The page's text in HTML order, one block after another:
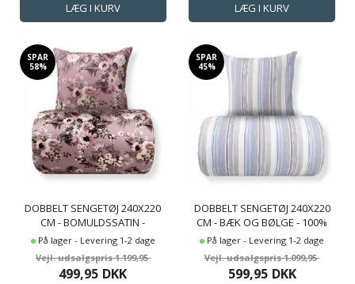
SPAR
58%
DOBBELT SENGETØJ 240X220
CM - BOMULDSSATIN -
VENDBART LAVENDEL
BLOMSTER PRINT OG PRIKKER
På lager - Levering 1-2 dage
1.199,95
499,95 DKK
SPAR
45%
DOBBELT SENGETØJ 240X220
CM - BÆK OG BØLGE - 100%
BOMULDS KREP - BLÅ STRIBET
På lager - Levering 1-2 dage
1.099,95
599,95 DKK